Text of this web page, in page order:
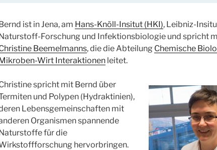
ist in Jena, am Hans-Knöll-Insitut (HKI), Leibniz-
Forschung und Infektionsbiologie und spricht
Beemelmanns, die die Abteilung Chemische
Wirt Interaktionen leitet.
spricht mit Bernd über
und Polypen (Hydraktinien),
Lebensgemeinschaften mit
Organismen spannende
für die
hervorbringen.